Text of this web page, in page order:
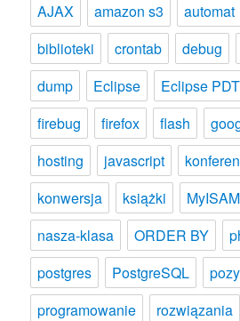
AJAX amazon s3 automat
biblioteki
crontab debug
dump
Eclipse Eclipse PDT
firebug
firefox flash
hosting
javascript
konwersja
książki MyISAM
nasza-klasa
ORDER BY
postgres
PostgreSQL
programowanie
rozwiązania